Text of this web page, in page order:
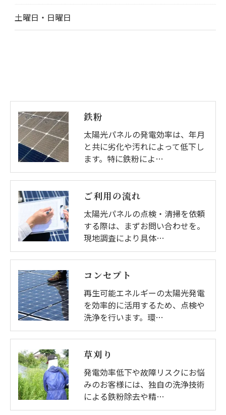
土曜日・日曜日
鉄粉
太陽光パネルの発電効率は、年月
と共に劣化や汚れによって低下し
ます。特に鉄粉によ…
ご利用の流れ
太陽光パネルの点検・清掃を依頼
する際は、まずお問い合わせを。
現地調査により具体…
コンセプト
再生可能エネルギーの太陽光発電
を効率的に活用するため、点検や
洗浄を行います。環…
草刈り
発電効率低下や故障リスクにお悩
みのお客様には、独自の洗浄技術
による鉄粉除去や精…